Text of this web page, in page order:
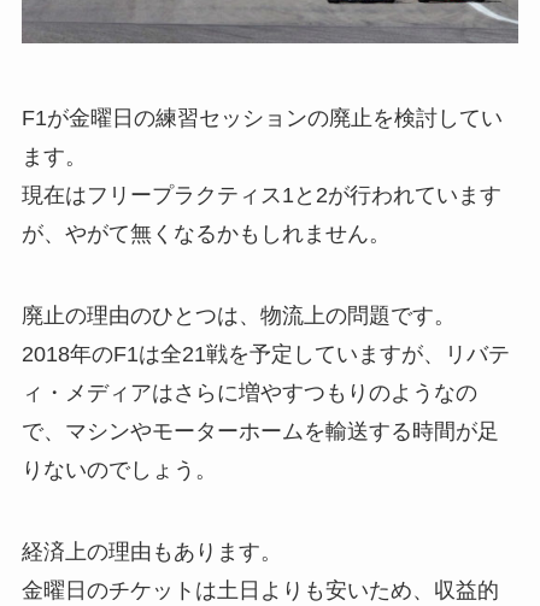
F1が金曜日の練習セッションの廃止を検討してい
ます。
現在はフリープラクティス1と2が行われています
が、やがて無くなるかもしれません。
廃止の理由のひとつは、物流上の問題です。
2018年のF1は全21戦を予定していますが、リバテ
ィ・メディアはさらに増やすつもりのようなの
で、マシンやモーターホームを輸送する時間が足
りないのでしょう。
経済上の理由もあります。
金曜日のチケットは土日よりも安いため、収益的